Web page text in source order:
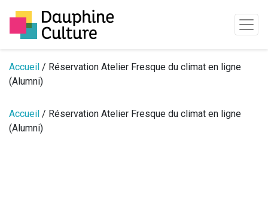
Passer au contenu
Accueil / Réservation Atelier Fresque du climat en ligne
(Alumni)
Accueil / Réservation Atelier Fresque du climat en ligne
(Alumni)